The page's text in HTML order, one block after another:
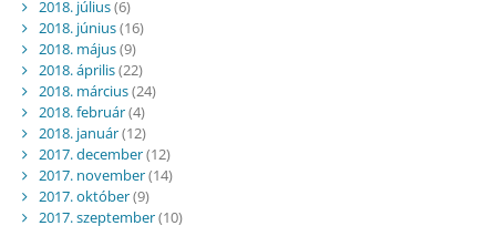
2018. július(6)
2018. június(16)
2018. május(9)
2018. április(22)
2018. március(24)
2018. február(4)
2018. január(12)
2017. december(12)
2017. november(14)
2017. október(9)
2017. szeptember(10)